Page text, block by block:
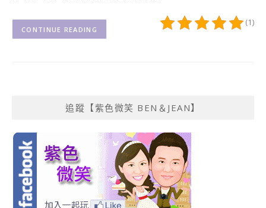
(1)
CONTINUE READING
追蹤【紫色微笑 BEN＆JEAN】